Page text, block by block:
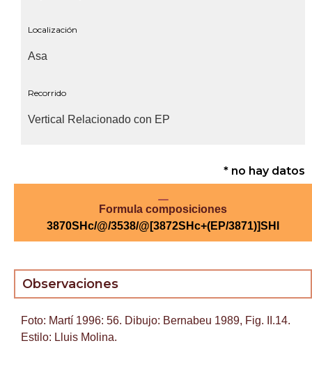
Localización
Asa
Recorrido
Vertical Relacionado con EP
* no hay datos
Formula composiciones
3870SHc/@/3538/@[3872SHc+(EP/3871)]SHl
Observaciones
Foto: Martí 1996: 56. Dibujo: Bernabeu 1989, Fig. II.14.
Estilo: Lluis Molina.